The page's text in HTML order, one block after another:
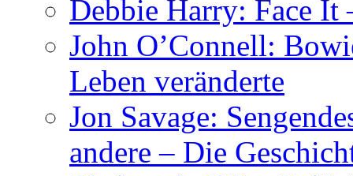
Debbie Harry: Face
John O’Connell:
Leben veränderte
Jon Savage:
andere – Die